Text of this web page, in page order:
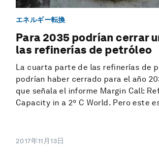
エネルギー転換
Para 2035 podrían cerrar
las refinerías de petróleo
La cuarta parte de las refinerías de
podrían haber cerrado para el año
que señala el informe Margin Call:
Capacity in a 2º C World. Pero este
2017年11月13日